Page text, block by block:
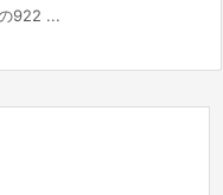
922 ...